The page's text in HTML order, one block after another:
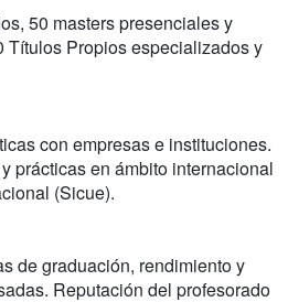
50 masters presenciales y
Títulos Propios especializados y
con empresas e instituciones.
prácticas en ámbito internacional
(Sicue).
de graduación, rendimiento y
Reputación del profesorado